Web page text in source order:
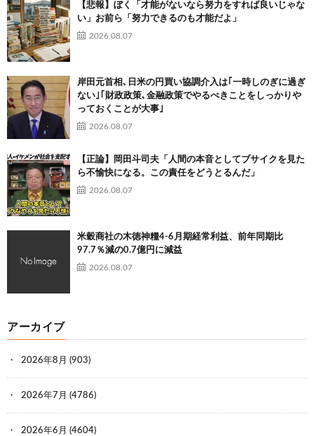
【悲報】ぼく「才能がないなら努力をすれば良いじゃな
い」お前ら「努力できるのも才能だよ」
2026.08.07
岸田元首相､日米の円買い協調介入は｢一時しのぎに過ぎ
ない｣｢財政政策､金融政策でやるべきことをしっかりや
っておくことが大事｣
2026.08.07
【正論】岡田斗司夫「人間の本音としてブサイクを見た
ら不愉快になる。この責任をどうとるんだ」
2026.08.07
米穀商社の木徳神糧4-6月期経常利益、前年同期比
97.7％減の0.7億円に減益
2026.08.07
アーカイブ
2026年8月 (903)
2026年7月 (4786)
2026年6月 (4604)